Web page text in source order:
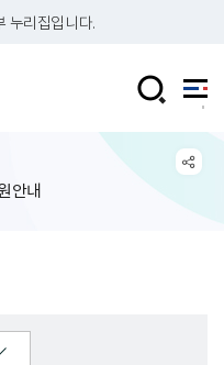
누리집입니다.
안내